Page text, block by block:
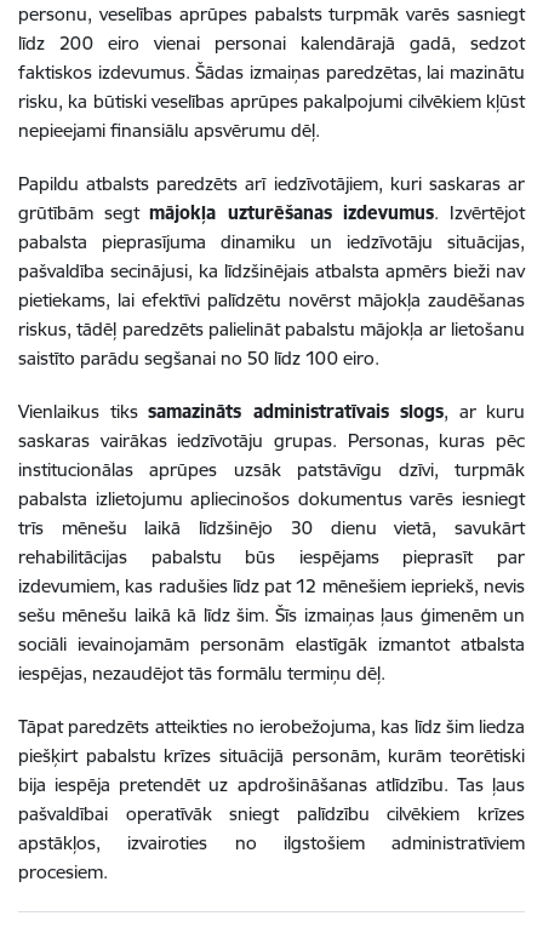
personu, veselības aprūpes pabalsts turpmāk varēs sasniegt
līdz 200 eiro vienai personai kalendārajā gadā, sedzot
faktiskos izdevumus. Šādas izmaiņas paredzētas, lai mazinātu
risku, ka būtiski veselības aprūpes pakalpojumi cilvēkiem kļūst
nepieejami finansiālu apsvērumu dēļ.
Papildu atbalsts paredzēts arī iedzīvotājiem, kuri saskaras ar
grūtībām segtmājokļa uzturēšanas izdevumus. Izvērtējot
pabalsta pieprasījuma dinamiku un iedzīvotāju situācijas,
pašvaldība secinājusi, ka līdzšinējais atbalsta apmērs bieži nav
pietiekams, lai efektīvi palīdzētu novērst mājokļa zaudēšanas
riskus, tādēļ paredzēts palielināt pabalstu mājokļa ar lietošanu
saistīto parādu segšanai no 50 līdz 100 eiro.
Vienlaikus tiks samazināts administratīvais slogs, ar kuru
saskaras vairākas iedzīvotāju grupas. Personas, kuras pēc
institucionālas aprūpes uzsāk patstāvīgu dzīvi, turpmāk
pabalsta izlietojumu apliecinošos dokumentus varēs iesniegt
trīs mēnešu laikā līdzšinējo 30 dienu vietā, savukārt
rehabilitācijas pabalstu būs iespējams pieprasīt par
izdevumiem, kas radušies līdz pat 12 mēnešiem iepriekš, nevis
sešu mēnešu laikā kā līdz šim. Šīs izmaiņas ļaus ģimenēm un
sociāli ievainojamām personām elastīgāk izmantot atbalsta
iespējas, nezaudējot tās formālu termiņu dēļ.
Tāpat paredzēts atteikties no ierobežojuma, kas līdz šim liedza
piešķirt pabalstu krīzes situācijā personām, kurām teorētiski
bija iespēja pretendēt uz apdrošināšanas atlīdzību. Tas ļaus
pašvaldībai operatīvāk sniegt palīdzību cilvēkiem krīzes
apstākļos, izvairoties no ilgstošiem administratīviem
procesiem.